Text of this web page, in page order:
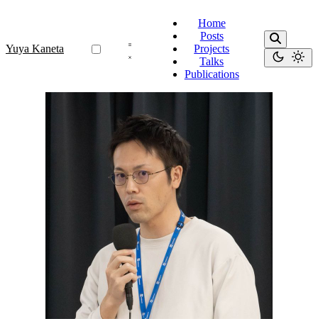
Yuya Kaneta
Home
Posts
Projects
Talks
Publications